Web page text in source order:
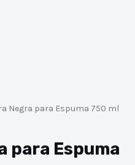
Negra para Espuma 750 ml
para Espuma